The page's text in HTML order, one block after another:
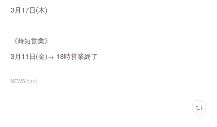
3月17日(木)
《時短営業》
3月11日(金)→ 18時営業終了
NEWS(124)